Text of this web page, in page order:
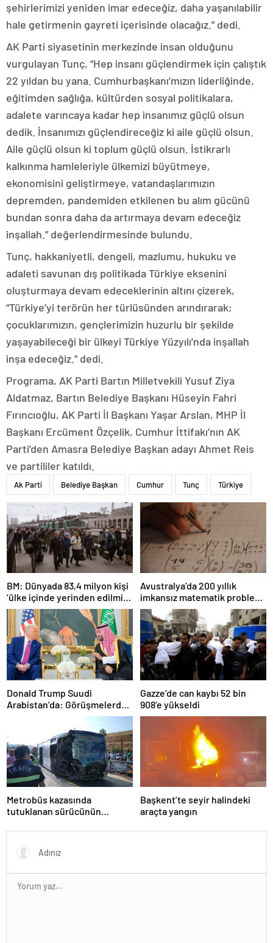
şehirlerimizi yeniden imar edeceğiz, daha yaşanılabilir
hale getirmenin gayreti içerisinde olacağız.” dedi.
AK Parti siyasetinin merkezinde insan olduğunu
vurgulayan Tunç, “Hep insanı güçlendirmek için çalıştık
22 yıldan bu yana. Cumhurbaşkanı’mızın liderliğinde,
eğitimden sağlığa, kültürden sosyal politikalara,
adalete varıncaya kadar hep insanımız güçlü olsun
dedik. İnsanımızı güçlendireceğiz ki aile güçlü olsun.
Aile güçlü olsun ki toplum güçlü olsun. İstikrarlı
kalkınma hamleleriyle ülkemizi büyütmeye,
ekonomisini geliştirmeye, vatandaşlarımızın
depremden, pandemiden etkilenen bu alım gücünü
bundan sonra daha da artırmaya devam edeceğiz
inşallah.” değerlendirmesinde bulundu.
Tunç, hakkaniyetli, dengeli, mazlumu, hukuku ve
adaleti savunan dış politikada Türkiye eksenini
oluşturmaya devam edeceklerinin altını çizerek,
“Türkiye’yi terörün her türlüsünden arındırarak;
çocuklarımızın, gençlerimizin huzurlu bir şekilde
yaşayabileceği bir ülkeyi Türkiye Yüzyılı’nda inşallah
inşa edeceğiz.” dedi.
Programa, AK Parti Bartın Milletvekili Yusuf Ziya
Aldatmaz, Bartın Belediye Başkanı Hüseyin Fahri
Fırıncıoğlu, AK Parti İl Başkanı Yaşar Arslan, MHP İl
Başkanı Ercüment Özçelik, Cumhur İttifakı’nın AK
Parti’den Amasra Belediye Başkan adayı Ahmet Reis
ve partililer katıldı.
Ak Parti Belediye Başkan Cumhur Tunç Türkiye
BM: Dünyada 83,4 milyon kişi
‘ülke içinde yerinden edilmiş’
olarak yaşıyor
Avustralya’da 200 yıllık
imkansız matematik problemi
çözüldü
Donald Trump Suudi
Arabistan’da: Görüşmelerde
Gazze’de can kaybı 52 bin
908’e yükseldi
Metrobüs kazasında
tutuklanan sürücünün
Başkent’te seyir halindeki
araçta yangın